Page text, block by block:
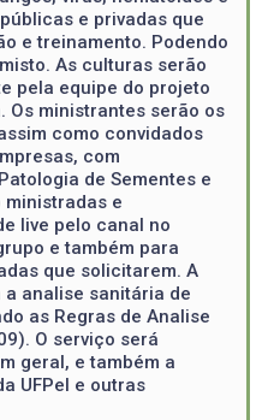
e privadas que
e treinamento. Podendo
As culturas serão
pela equipe do projeto
Os ministrantes serão os
como convidados
com
de Sementes e
ministradas e
live pelo canal no
e também para
que solicitarem. A
analise sanitária de
as Regras de Analise
O serviço será
geral, e também a
UFPel e outras